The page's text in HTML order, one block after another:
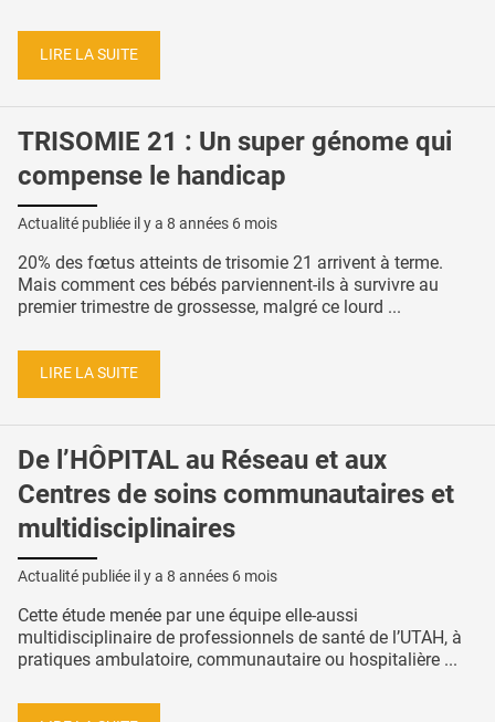
LIRE LA SUITE
TRISOMIE 21 : Un super génome qui
compense le handicap
Actualité publiée il y a 8 années 6 mois
20% des fœtus atteints de trisomie 21 arrivent à terme.
Mais comment ces bébés parviennent-ils à survivre au
premier trimestre de grossesse, malgré ce lourd ...
LIRE LA SUITE
De l’HÔPITAL au Réseau et aux
Centres de soins communautaires et
multidisciplinaires
Actualité publiée il y a 8 années 6 mois
Cette étude menée par une équipe elle-aussi
multidisciplinaire de professionnels de santé de l’UTAH, à
pratiques ambulatoire, communautaire ou hospitalière ...